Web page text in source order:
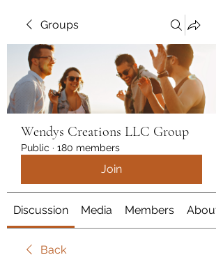
Groups
Wendys Creations LLC Group
Public · 180 members
Join
Discussion Media Members About
Back